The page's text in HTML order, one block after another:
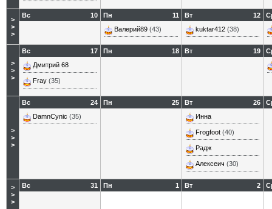
>
>
>
10
Вс 11
Пн
Валерий89 (43)
12
Вт
kuktar412 (38)
>
>
>
17
Вс
Дмитрий 68
Fray (35)
18
Пн 19
Вт
>
>
>
24
Вс
DamnCynic (35)
25
Пн 26
Вт
Инна
Frogfoot (40)
Радж
Алексеич (30)
>
>
>
31
Вс 1
Пн 2
Вт